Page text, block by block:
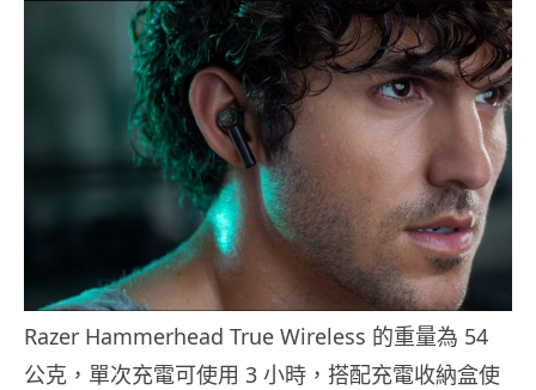
Razer Hammerhead True Wireless 的重量為 54
公克，單次充電可使用 3 小時，搭配充電收納盒使